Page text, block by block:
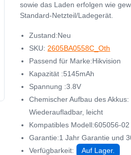
sowie das Laden erfolgen wie
Standard-Netzteil/Ladegerät.
Zustand:Neu
SKU: 2605BA0558C_Oth
Passend für Marke:Hikvision
Kapazität :5145mAh
Spannung :3.8V
Chemischer Aufbau des Akkus:
Wiederaufladbar, leicht
Kompatibles Modell:605056-02
Garantie:1 Jahr Garantie und
Verfügbarkeit:
Auf Lager.